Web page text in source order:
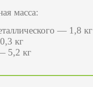
масса:
— 1,8 кг
кг
5,2 кг